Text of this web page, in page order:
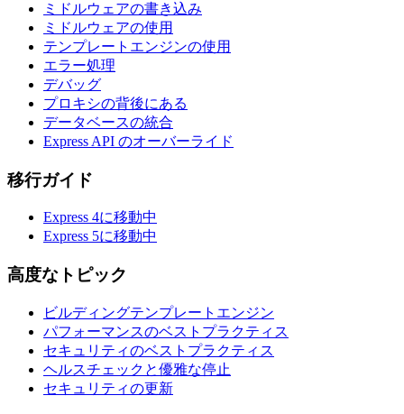
ミドルウェアの書き込み
ミドルウェアの使用
テンプレートエンジンの使用
エラー処理
デバッグ
プロキシの背後にある
データベースの統合
Express API のオーバーライド
移行ガイド
Express 4に移動中
Express 5に移動中
高度なトピック
ビルディングテンプレートエンジン
パフォーマンスのベストプラクティス
セキュリティのベストプラクティス
ヘルスチェックと優雅な停止
セキュリティの更新